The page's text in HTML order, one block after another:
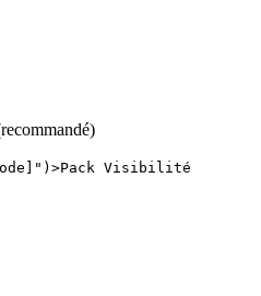
Visibilité